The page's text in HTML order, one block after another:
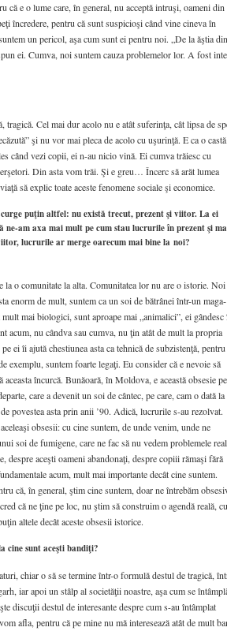
că e o lume care, în gene­ral, nu accep­tă intru­şi, oame­ni din
încre­de­re, pen­tru că sunt sus­pi­cioşi când vine cine­va în
un peri­col, aşa cum sunt ei pen­tru noi. „De la ăştia din
ei. Cum­va, noi sun­tem cau­za pro­ble­me­lor lor. A fost
Cel mai dur aco­lo nu e atât sufe­rinţa, cât lip­sa de
şi nu vor mai ple­ca de aco­lo cu uşu­rinţă. E ca o cas­tă.
când vezi copii, ei n-au nicio vină. Ei cum­va tră­iesc cu
Din asta vom trăi. Şi e greu… Încerc să arăt lumea
să explic toa­te aces­te feno­me­ne soci­a­le şi eco­no­mi­ce.
puţin altfel: nu există trecut, prezent şi viitor. La ei
am axa mai mult pe cum stau lucrurile în prezent şi
lucrurile ar merge oarecum mai bine la noi?
o comu­ni­ta­te la alta. Comu­ni­ta­tea lor nu are o isto­rie. Noi
enorm de mult, sun­tem ca un soi de bătrâ­nei într-un maga­
mai bio­lo­gi­ci, sunt aproa­pe mai „ani­ma­li­ci”, ei gân­desc
acum, nu cân­d­va sau cum­va, nu ţin atât de mult la pro­pria
ei îi aju­tă ches­tiu­nea asta ca teh­ni­că de sub­zis­tenţă, pen­tru
exem­plu, sun­tem foar­te lega­ţi. Eu con­si­der că e nevo­ie să
încur­că. Bună­oa­ră, în Mol­do­va, e aceas­tă obse­sie
care a deve­nit un soi de cân­tec, pe care, cam o dată la
poves­tea asta prin anii ’90. Adi­că, lucru­ri­le s-au rezol­vat.
obse­sii: cu cine sun­tem, de unde venim, unde ne
soi de fumi­ge­ne, care ne fac să nu vedem pro­ble­me­le
aceş­ti oame­ni aban­do­na­ţi, des­pre copi­ii răma­şi fără
acum, mult mai impor­tan­te decât cine sun­tem.
că, în gene­ral, ştim cine sun­tem, doar ne între­băm
că ne ţine pe loc, nu ştim să con­struim o agen­dă rea­lă, cu
alte­le decât aces­te obse­sii isto­ri­ce.
sunt aceşti bandiţi?
chiar o să se ter­mi­ne într-o for­mu­lă des­tul de tra­gi­că,
iar apoi un stâlp al soci­e­tă­ţii noas­tre, aşa cum se
dis­cu­ţii des­tul de inte­re­san­te des­pre cum s-au întâm­plat
afla, pen­tru că pe mine nu mă inte­re­sea­ză atât de mult